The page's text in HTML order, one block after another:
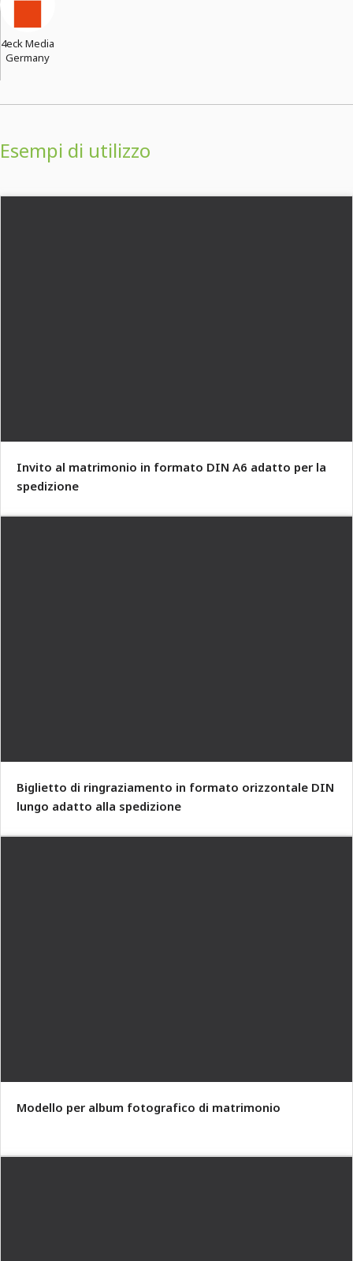
4eck Media
Germany
Esempi di utilizzo
Invito al matrimonio in formato DIN A6 adatto per la
spedizione
Biglietto di ringraziamento in formato orizzontale DIN
lungo adatto alla spedizione
Modello per album fotografico di matrimonio